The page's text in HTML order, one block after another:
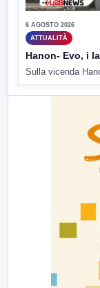
6 AGOSTO 2026
ATTUALITÀ
Hanon- Evo, i
Sulla vicenda